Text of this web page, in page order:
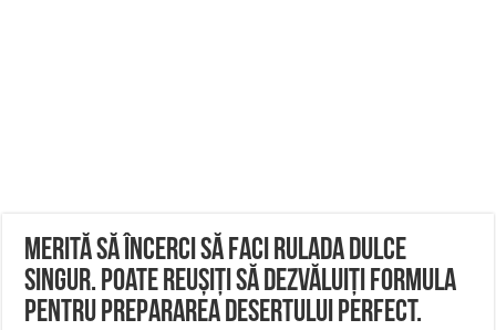
Merită să încerci să faci rulada dulce
singur. Poate reușiți să dezvăluiți formula
pentru prepararea desertului perfect.